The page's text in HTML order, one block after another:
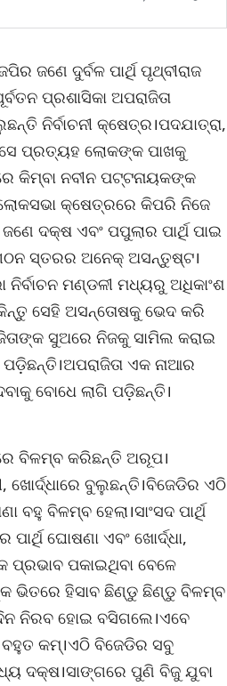
ଜଣେ ଦୁର୍ବଳ ପାର୍ଥି ପୃଥ୍ବୀରାଜ
ପ୍ରଶାସିକା ଅପରାଜିତା
ନିର୍ବାଚନୀ କ୍ଷେତ୍ର।ପଦଯାତ୍ରା,
ସେ ପ୍ରତ୍ୟହ ଲୋକଙ୍କ ପାଖକୁ
କିମ୍ବା ନବୀନ ପଟ୍ଟନାୟକଙ୍କ
କ୍ଷେତ୍ରରେ କିପରି ନିଜେ
ଦକ୍ଷ ଏବଂ ପପୁଲାର ପାର୍ଥି ପାଇ
ସ୍ତରର ଅନେକ୍ ଅସନ୍ତୁଷ୍ଟ।
ମଣ୍ଡଳୀ ମଧ୍ୟରୁ ଅଧିକାଂଶ
ସେହି ଅସନ୍ତୋଷକୁ ଭେଦ କରି
ସୁଅରେ ନିଜକୁ ସାମିଲ କରାଇ
ପଡ଼ିଛନ୍ତି।ଅପରାଜିତା ଏକ ନାଆର
ବୋଧେ ଲାଗି ପଡ଼ିଛନ୍ତି।
ବିଳମ୍ବ କରିଛନ୍ତି ଅରୂପ।
ଖୋର୍ଦ୍ଧାରେ ବୁଲୁଛନ୍ତି।ବିଜେଡିର ଏଠି
ବିଳମ୍ବ ହେଲା।ସାଂସଦ ପାର୍ଥି
ଘୋଷଣା ଏବଂ ଖୋର୍ଦ୍ଧା,
ପ୍ରଭାବ ପକାଇଥିବା ବେଳେ
ଭିତରେ ହିସାବ ଛିଣ୍ଡୁ ଛିଣ୍ଡୁ ବିଳମ୍ବ
ନିରବ ହୋଇ ବସିଗଲେ।ଏବେ
ବହୁତ କମ୍।ଏଠି ବିଜେଡିର ସବୁ
ମଧ୍ୟ ଦକ୍ଷ।ସାଙ୍ଗରେ ପୁଣି ବିଜୁ ଯୁବା